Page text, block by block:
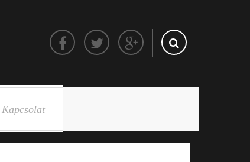
Kapcsolat